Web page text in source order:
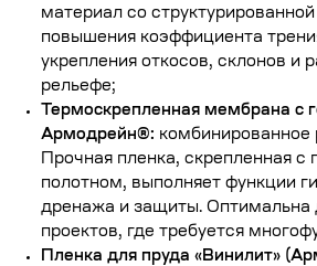
материал со
повышения коэффициента
укрепления откосов, склонов и
рельефе;
Термоскрепленная мембрана с
Армодрейн®: комбинированное
Прочная пленка, скрепленная с
полотном, выполняет функции
дренажа и защиты. Оптимальна
проектов, где требуется
Пленка для пруда «Винилит»